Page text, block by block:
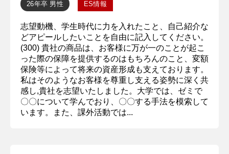
26年卒 男性 ES情報
志望動機、学生時代に力を入れたこと、自己紹介な
どアピールしたいことを自由に記入してください。
(300) 貴社の商品は、お客様に万が一のことが起こ
った際の保障を提供するのはもちろんのこと、変額
保険等によって将来の資産形成も支えております。
私はそのようなお客様を尊重し支える姿勢に深く共
感し,貴社を志望いたしました。大学では、ゼミで
〇〇について学んでおり、〇〇する手法を模索して
います。また、課外活動では...